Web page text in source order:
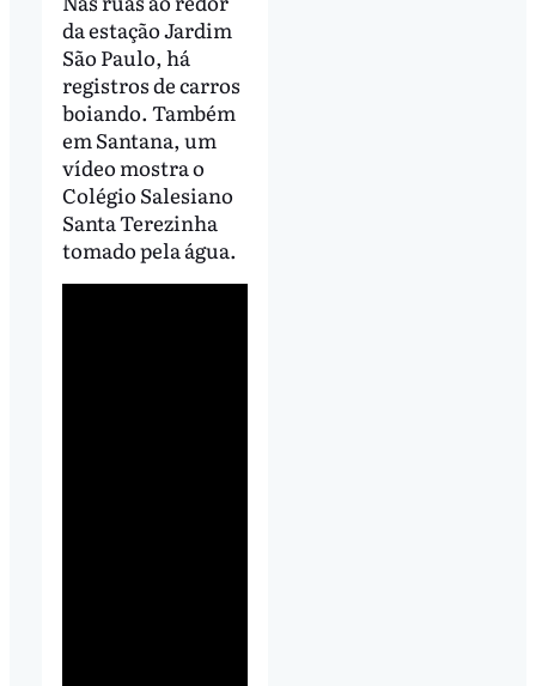
da estação Jardim
São Paulo, há
registros de carros
boiando. Também
em Santana, um
vídeo mostra o
Colégio Salesiano
Santa Terezinha
tomado pela água.